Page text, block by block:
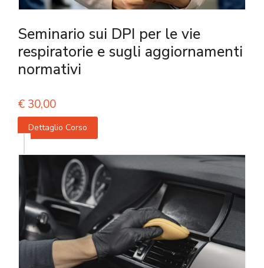
Seminario sui DPI per le vie
respiratorie e sugli aggiornamenti
normativi
€ 30,00
Dettaglio Corso